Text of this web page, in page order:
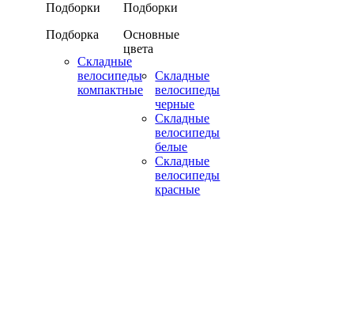
Подборки
Подборка
Складные
велосипеды
компактные
Подборки
Основные
цвета
Складные
велосипеды
черные
Складные
велосипеды
белые
Складные
велосипеды
красные